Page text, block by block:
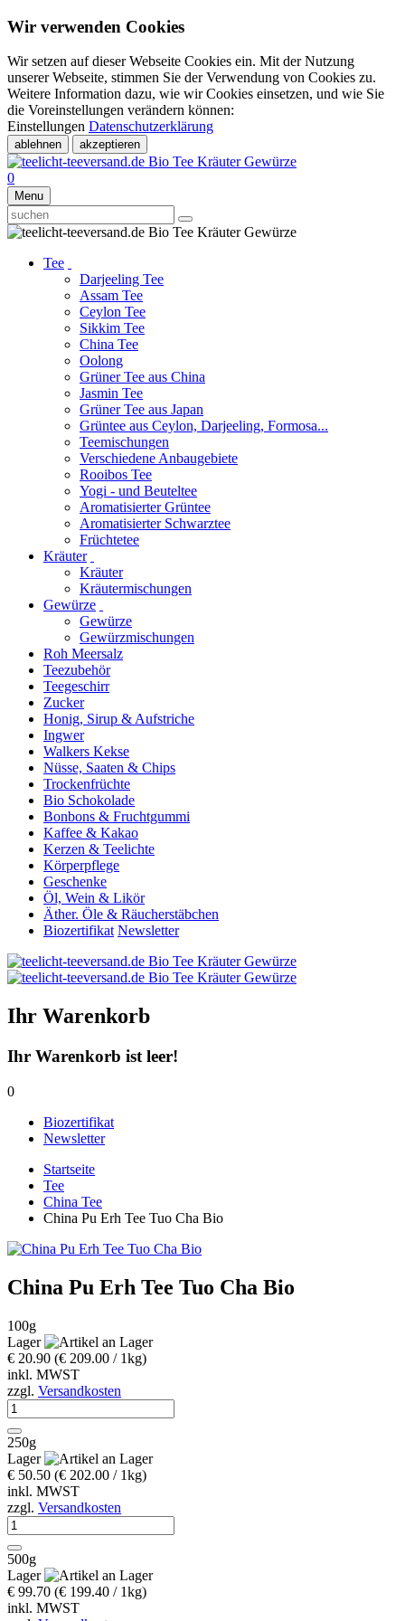
Wir verwenden Cookies
Wir setzen auf dieser Webseite Cookies ein. Mit der Nutzung
unserer Webseite, stimmen Sie der Verwendung von Cookies zu.
Weitere Information dazu, wie wir Cookies einsetzen, und wie Sie
die Voreinstellungen verändern können:
Einstellungen Datenschutzerklärung
ablehnen akzeptieren
0
Menu
Tee
Darjeeling Tee
Assam Tee
Ceylon Tee
Sikkim Tee
China Tee
Oolong
Grüner Tee aus China
Jasmin Tee
Grüner Tee aus Japan
Grüntee aus Ceylon, Darjeeling, Formosa...
Teemischungen
Verschiedene Anbaugebiete
Rooibos Tee
Yogi - und Beuteltee
Aromatisierter Grüntee
Aromatisierter Schwarztee
Früchtetee
Kräuter
Kräuter
Kräutermischungen
Gewürze
Gewürze
Gewürzmischungen
Roh Meersalz
Teezubehör
Teegeschirr
Zucker
Honig, Sirup & Aufstriche
Ingwer
Walkers Kekse
Nüsse, Saaten & Chips
Trockenfrüchte
Bio Schokolade
Bonbons & Fruchtgummi
Kaffee & Kakao
Kerzen & Teelichte
Körperpflege
Geschenke
Öl, Wein & Likör
Äther. Öle & Räucherstäbchen
Biozertifikat Newsletter
Ihr Warenkorb
Ihr Warenkorb ist leer!
0
Biozertifikat
Newsletter
Startseite
Tee
China Tee
China Pu Erh Tee Tuo Cha Bio
China Pu Erh Tee Tuo Cha Bio
100g
Lager
€ 20.90 (€ 209.00 / 1kg)
inkl. MWST
zzgl. Versandkosten
250g
Lager
€ 50.50 (€ 202.00 / 1kg)
inkl. MWST
zzgl. Versandkosten
500g
Lager
€ 99.70 (€ 199.40 / 1kg)
inkl. MWST